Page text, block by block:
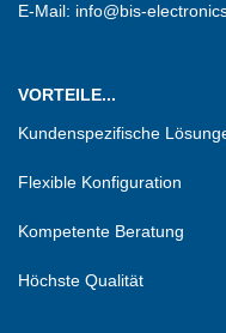
E-Mail: info@bis-
VORTEILE...
Kundenspezifische
Flexible Konfiguration
Kompetente Beratung
Höchste Qualität